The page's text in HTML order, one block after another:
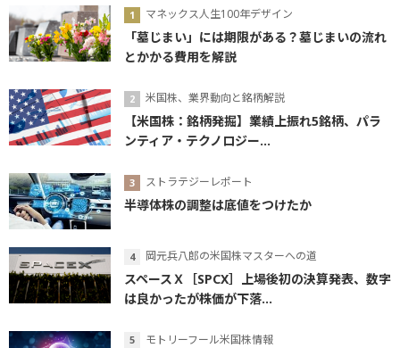
マネックス人生100年デザイン
「墓じまい」には期限がある？墓じまいの流れ
とかかる費用を解説
米国株、業界動向と銘柄解説
【米国株：銘柄発掘】業績上振れ5銘柄、パラ
ンティア・テクノロジー...
ストラテジーレポート
半導体株の調整は底値をつけたか
岡元兵八郎の米国株マスターへの道
スペースＸ［SPCX］上場後初の決算発表、数字
は良かったが株価が下落...
モトリーフール米国株情報